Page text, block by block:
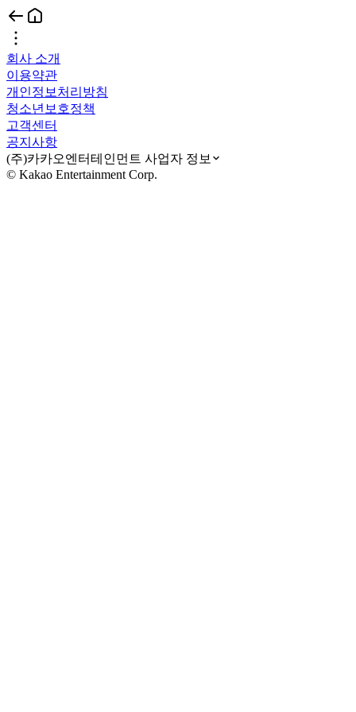
회사 소개
이용약관
개인정보처리방침
청소년보호정책
고객센터
공지사항
(주)카카오엔터테인먼트 사업자 정보
© Kakao Entertainment Corp.